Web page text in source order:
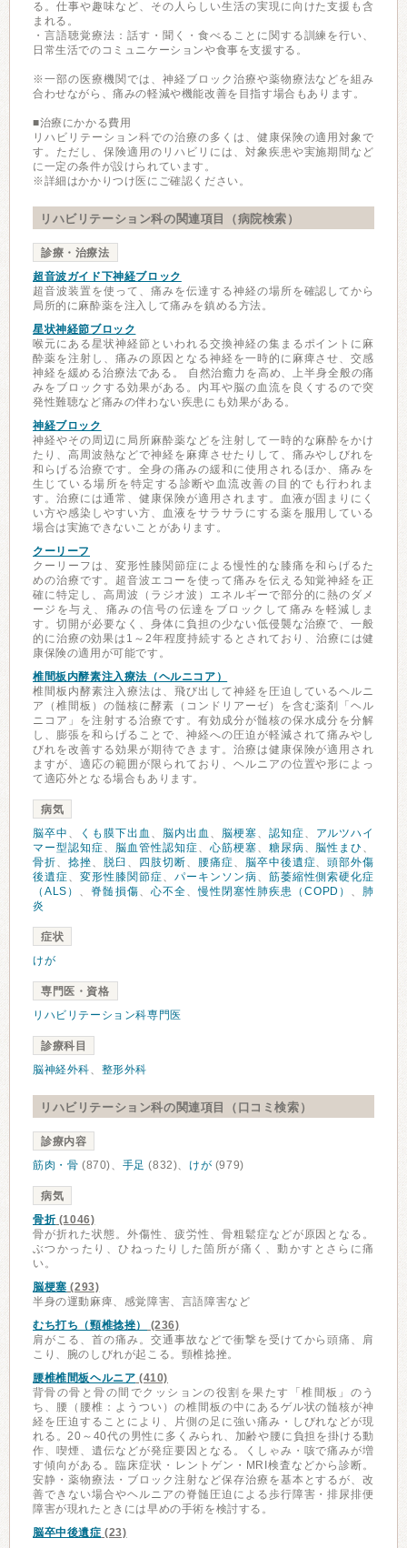
る。仕事や趣味など、その人らしい生活の実現に向けた支援も含
まれる。
・言語聴覚療法：話す・聞く・食べることに関する訓練を行い、
日常生活でのコミュニケーションや食事を支援する。
※一部の医療機関では、神経ブロック治療や薬物療法などを組み
合わせながら、痛みの軽減や機能改善を目指す場合もあります。
■治療にかかる費用
リハビリテーション科での治療の多くは、健康保険の適用対象で
す。ただし、保険適用のリハビリには、対象疾患や実施期間など
に一定の条件が設けられています。
※詳細はかかりつけ医にご確認ください。
リハビリテーション科の関連項目（病院検索）
診療・治療法
超音波ガイド下神経ブロック
超音波装置を使って、痛みを伝達する神経の場所を確認してから
局所的に麻酔薬を注入して痛みを鎮める方法。
星状神経節ブロック
喉元にある星状神経節といわれる交換神経の集まるポイントに麻
酔薬を注射し、痛みの原因となる神経を一時的に麻痺させ、交感
神経を緩める治療法である。 自然治癒力を高め、上半身全般の痛
みをブロックする効果がある。内耳や脳の血流を良くするので突
発性難聴など痛みの伴わない疾患にも効果がある。
神経ブロック
神経やその周辺に局所麻酔薬などを注射して一時的な麻酔をかけ
たり、高周波熱などで神経を麻痺させたりして、痛みやしびれを
和らげる治療です。全身の痛みの緩和に使用されるほか、痛みを
生じている場所を特定する診断や血流改善の目的でも行われま
す。治療には通常、健康保険が適用されます。血液が固まりにく
い方や感染しやすい方、血液をサラサラにする薬を服用している
場合は実施できないことがあります。
クーリーフ
クーリーフは、変形性膝関節症による慢性的な膝痛を和らげるた
めの治療です。超音波エコーを使って痛みを伝える知覚神経を正
確に特定し、高周波（ラジオ波）エネルギーで部分的に熱のダメ
ージを与え、痛みの信号の伝達をブロックして痛みを軽減しま
す。切開が必要なく、身体に負担の少ない低侵襲な治療で、一般
的に治療の効果は1～2年程度持続するとされており、治療には健
康保険の適用が可能です。
椎間板内酵素注入療法（ヘルニコア）
椎間板内酵素注入療法は、飛び出して神経を圧迫しているヘルニ
ア（椎間板）の髄核に酵素（コンドリアーゼ）を含む薬剤「ヘル
ニコア」を注射する治療です。有効成分が髄核の保水成分を分解
し、膨張を和らげることで、神経への圧迫が軽減されて痛みやし
びれを改善する効果が期待できます。治療は健康保険が適用され
ますが、適応の範囲が限られており、ヘルニアの位置や形によっ
て適応外となる場合もあります。
病気
脳卒中 、 くも膜下出血 、 脳内出血 、 脳梗塞、 認知症、
アルツハイ
マー型認知症、 脳血管性認知症、 心筋梗塞、 糖尿病、 脳性まひ 、
骨折、 捻挫、 脱臼 、 四肢切断、 腰痛症、 脳卒中後遺症、頭部外傷
後遺症、 変形性膝関節症、 パーキンソン病、 筋萎縮性側索硬化症
（ALS） 、 脊髄損傷、 心不全、慢性閉塞性肺疾患（COPD） 、 肺
炎
症状
けが
専門医・資格
リハビリテーション科専門医
診療科目
脳神経外科、 整形外科
リハビリテーション科の関連項目（口コミ検索）
診療内容
筋肉・骨 (870)、 手足 (832)、 けが (979)
病気
骨折(1046)
骨が折れた状態。外傷性、疲労性、骨粗鬆症などが原因となる。
ぶつかったり、ひねったりした箇所が痛く、動かすとさらに痛
い。
脳梗塞 (293)
半身の運動麻痺、感覚障害、言語障害など
むち打ち（頸椎捻挫）
(236)
肩がこる、首の痛み。交通事故などで衝撃を受けてから頭痛、肩
こり、腕のしびれが起こる。頸椎捻挫。
腰椎椎間板ヘルニア (410)
背骨の骨と骨の間でクッションの役割を果たす「椎間板」のう
ち、腰（腰椎：ようつい）の椎間板の中にあるゲル状の髄核が神
経を圧迫することにより、片側の足に強い痛み・しびれなどが現
れる。20～40代の男性に多くみられ、加齢や腰に負担を掛ける動
作、喫煙、遺伝などが発症要因となる。くしゃみ・咳で痛みが増
す傾向がある。臨床症状・レントゲン・MRI検査などから診断。
安静・薬物療法・ブロック注射など保存治療を基本とするが、改
善できない場合やヘルニアの脊髄圧迫による歩行障害・排尿排便
障害が現れたときには早めの手術を検討する。
脳卒中後遺症 (23)